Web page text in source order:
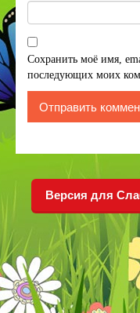
Сохранить моё имя,
последующих моих
Версия для